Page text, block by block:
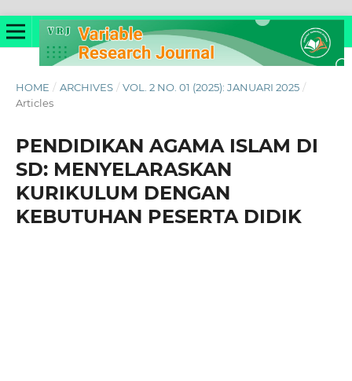
HOME / ARCHIVES / VOL. 2 NO. 01 (2025): JANUARI 2025 /
Articles
PENDIDIKAN AGAMA ISLAM DI
SD: MENYELARASKAN
KURIKULUM DENGAN
KEBUTUHAN PESERTA DIDIK